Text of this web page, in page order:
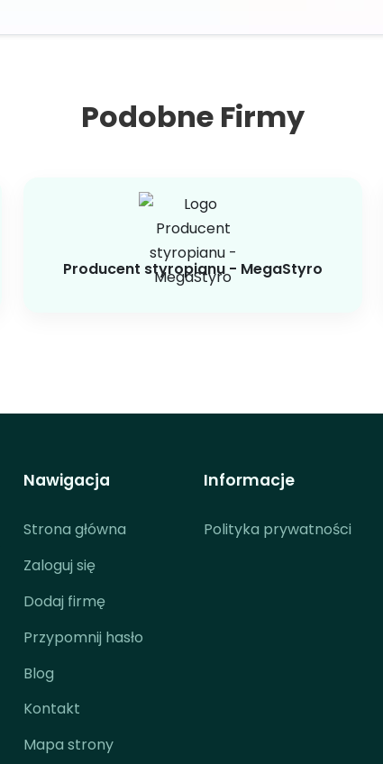
Podobne Firmy
Producent styropianu - MegaStyro
Nawigacja
Strona główna
Zaloguj się
Dodaj firmę
Przypomnij hasło
Blog
Kontakt
Mapa strony
Informacje
Polityka prywatności